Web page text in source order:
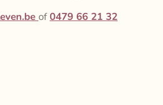
of0479 66 21 32